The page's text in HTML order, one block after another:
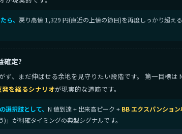
ら、 戻り高値 1,329 円(直近の上値の節目)を再度しっかり超え
確定?
ず、まだ伸ばせる余地を見守りたい段階です。 第一目標は
を経るシナリオが現実的な道筋です。
選択肢として、 N 値到達 + 出来高ピーク + BB エクスパンショ
)」が利確タイミングの典型シグナルです。